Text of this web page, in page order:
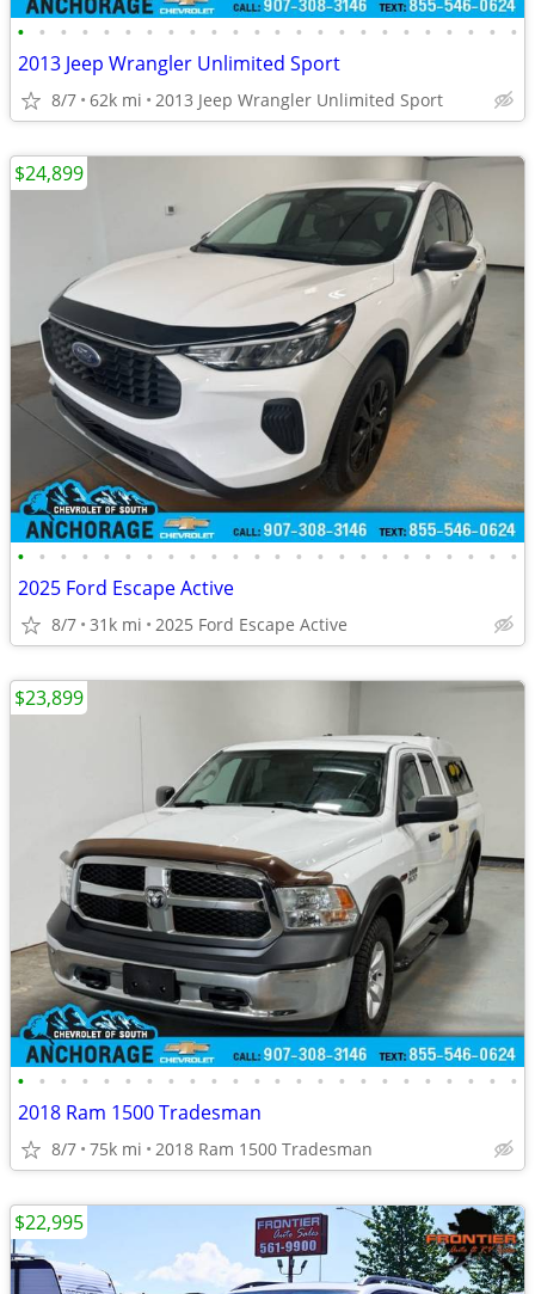
• • • • • • • • • • • • • • • • • • • • • • • •
2013 Jeep Wrangler Unlimited Sport
8/7 62k mi 2013 Jeep Wrangler Unlimited Sport
• • • • • • • • • • • • • • • • • • • • • • • •
2025 Ford Escape Active
8/7 31k mi 2025 Ford Escape Active
$24,899
• • • • • • • • • • • • • • • • • • • • • • • •
2018 Ram 1500 Tradesman
8/7 75k mi 2018 Ram 1500 Tradesman
$23,899
$22,995